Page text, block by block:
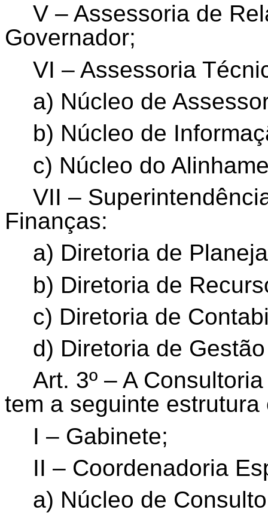
V – Assessoria de
Governador;
VI – Assessoria
a) Núcleo de
b) Núcleo de
c) Núcleo do
VII –
Finanças:
a) Diretoria de
b) Diretoria de
c) Diretoria de
d) Diretoria de
Art. 3º – A
tem a seguinte estrutura
I – Gabinete;
II – Coordenadoria
a) Núcleo de